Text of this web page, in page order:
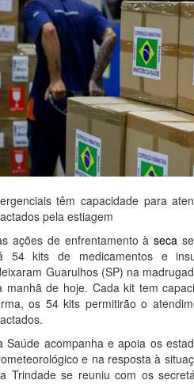
têm capacidade para
pela estiagem
ações de enfrentamento àseca
54 kits de medicamentos e
Guarulhos (SP) na
manhã de hoje. Cada kit tem
os 54 kits permitirão o
Saúde acompanha e apoia os
e na resposta à
Trindade se reuniu com os